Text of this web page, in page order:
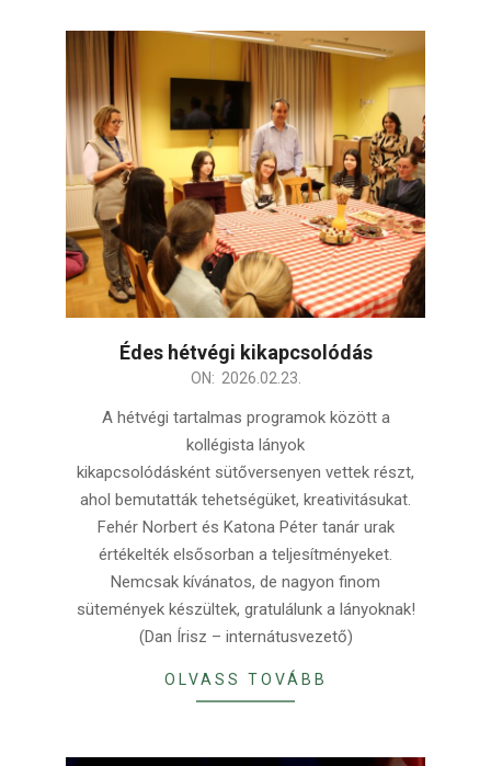
Édes hétvégi kikapcsolódás
ON: 2026.02.23.
A hétvégi tartalmas programok között a
kollégista lányok
kikapcsolódásként sütőversenyen vettek részt,
ahol bemutatták tehetségüket, kreativitásukat.
Fehér Norbert és Katona Péter tanár urak
értékelték elsősorban a teljesítményeket.
Nemcsak kívánatos, de nagyon finom
sütemények készültek, gratulálunk a lányoknak!
(Dan Írisz – internátusvezető)
OLVASS TOVÁBB